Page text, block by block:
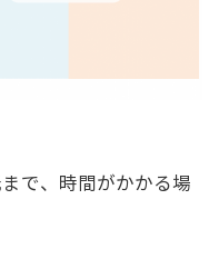
で、時間がかかる場